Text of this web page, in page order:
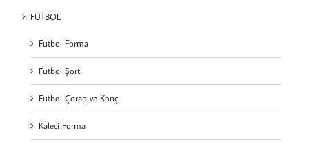
FUTBOL
Futbol Forma
Futbol Şort
Futbol Çorap ve Konç
Kaleci Forma